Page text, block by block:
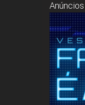
Anúncios